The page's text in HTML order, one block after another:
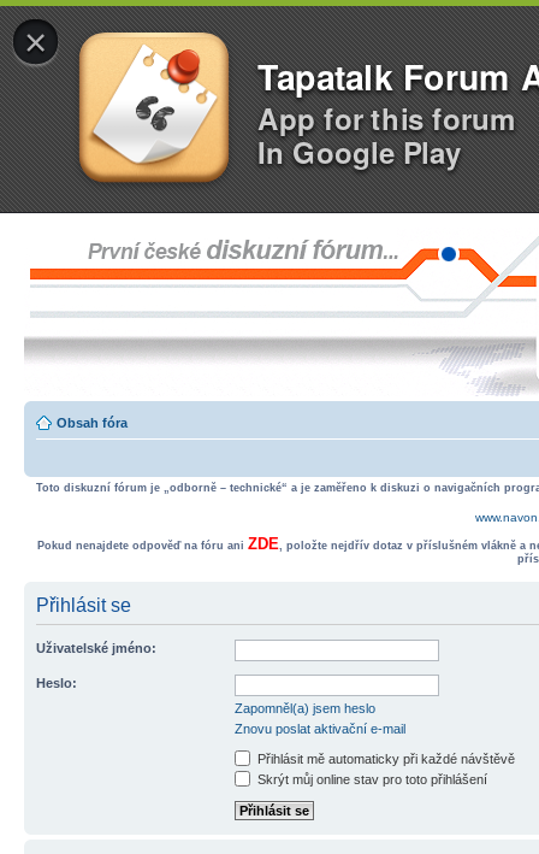
×
Tapatalk Forum
App for this forum
In Google Play
Obsah fóra
Toto diskuzní fórum je „odborně – technické“ a je zaměřeno k diskuzi o navigačních
Pokud nenajdete odpověď na fóru ani ZDE, položte nejdřív dotaz v příslušném vlákně a
Přihlásit se
Uživatelské jméno:
Heslo:
Zapomněl(a) jsem heslo
Znovu poslat aktivační e-mail
Přihlásit mě automaticky při každé návštěvě
Skrýt můj online stav pro toto přihlášení